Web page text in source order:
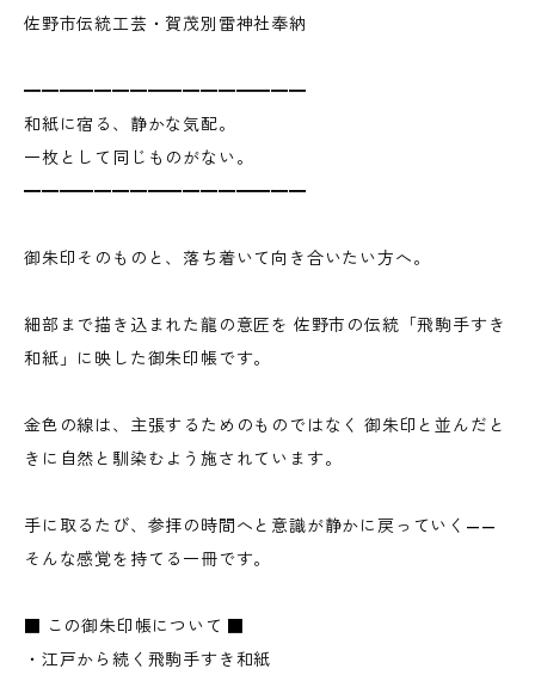
佐野市伝統工芸・賀茂別雷神社奉納
━━━━━━━━━━━━━━━━
和紙に宿る、静かな気配。
一枚として同じものがない。
━━━━━━━━━━━━━━━━
御朱印そのものと、落ち着いて向き合いたい方へ。
細部まで描き込まれた龍の意匠を 佐野市の伝統「飛駒手すき
和紙」に映した御朱印帳です。
金色の線は、主張するためのものではなく 御朱印と並んだと
きに自然と馴染むよう施されています。
手に取るたび、参拝の時間へと意識が静かに戻っていく——
そんな感覚を持てる一冊です。
■ この御朱印帳について ■
・江戸から続く飛駒手すき和紙